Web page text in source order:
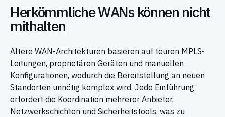
Herkömmliche WANs können nicht
mithalten
Ältere WAN-Architekturen basieren auf teuren MPLS-
Leitungen, proprietären Geräten und manuellen
Konfigurationen, wodurch die Bereitstellung an neuen
Standorten unnötig komplex wird. Jede Einführung
erfordert die Koordination mehrerer Anbieter,
Netzwerkschichten und Sicherheitstools, was zu